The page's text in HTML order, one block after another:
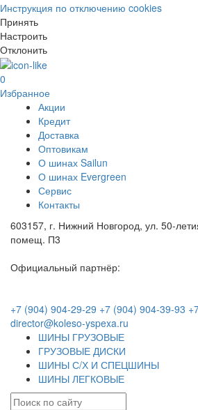
Инструкция по отключению cookies
Принять
Настроить
Отклонить
0
Избранное
Акции
Кредит
Доставка
Оптовикам
О шинах Sailun
О шинах Evergreen
Сервис
Контакты
603157, г. Нижний Новгород, ул. 50-
помещ. П3
Официальный партнёр:
+7 (904) 904-29-29 +7 (904) 904-39-93
director@koleso-yspexa.ru
ШИНЫ ГРУЗОВЫЕ
ГРУЗОВЫЕ ДИСКИ
ШИНЫ С/Х И СПЕЦШИНЫ
ШИНЫ ЛЕГКОВЫЕ